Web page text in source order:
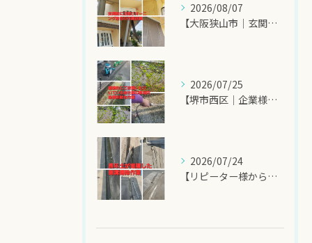
2026/08/07
【大阪狭山市｜玄関前の西日対策にオーニングシート施工のご相談...
2026/07/25
【堺市西区｜企業様敷地内の除草剤散布作業】
2026/07/24
【リピーター様からのご依頼！側溝掃除でスッキリ快適】